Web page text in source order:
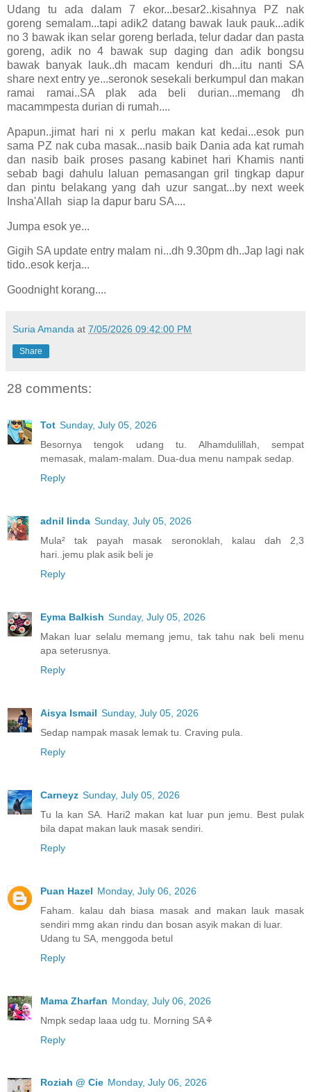
Udang tu ada dalam 7 ekor...besar2..kisahnya PZ nak
goreng semalam...tapi adik2 datang bawak lauk pauk...adik
no 3 bawak ikan selar goreng berlada, telur dadar dan pasta
goreng, adik no 4 bawak sup daging dan adik bongsu
bawak banyak lauk..dh macam kenduri dh...itu nanti SA
share next entry ye...seronok sesekali berkumpul dan makan
ramai ramai..SA plak ada beli durian...memang dh
macammpesta durian di rumah....
Apapun..jimat hari ni x perlu makan kat kedai...esok pun
sama PZ nak cuba masak...nasib baik Dania ada kat rumah
dan nasib baik proses pasang kabinet hari Khamis nanti
sebab bagi dahulu laluan pemasangan gril tingkap dapur
dan pintu belakang yang dah uzur sangat...by next week
Insha'Allah siap la dapur baru SA....
Jumpa esok ye...
Gigih SA update entry malam ni...dh 9.30pm dh..Jap lagi nak
tido..esok kerja...
Goodnight korang....
Suria Amanda at 7/05/2026 09:42:00 PM
Share
28 comments:
Tot Sunday, July 05, 2026
Besornya tengok udang tu. Alhamdulillah, sempat
memasak, malam-malam. Dua-dua menu nampak sedap.
Reply
adnil linda Sunday, July 05, 2026
Mula² tak payah masak seronoklah, kalau dah 2,3
hari..jemu plak asik beli je
Reply
Eyma Balkish Sunday, July 05, 2026
Makan luar selalu memang jemu, tak tahu nak beli menu
apa seterusnya.
Reply
Aisya Ismail Sunday, July 05, 2026
Sedap nampak masak lemak tu. Craving pula.
Reply
Carneyz Sunday, July 05, 2026
Tu la kan SA. Hari2 makan kat luar pun jemu. Best pulak
bila dapat makan lauk masak sendiri.
Reply
Puan Hazel Monday, July 06, 2026
Faham. kalau dah biasa masak and makan lauk masak
sendiri mmg akan rindu dan bosan asyik makan di luar.
Udang tu SA, menggoda betul
Reply
Mama Zharfan Monday, July 06, 2026
Nmpk sedap laaa udg tu. Morning SA⚘️
Reply
Roziah @ Cie Monday, July 06, 2026